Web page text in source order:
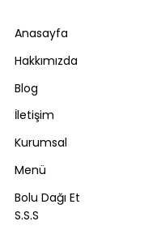
Anasayfa
Hakkımızda
Blog
İletişim
Kurumsal
Menü
Bolu Dağı Et
S.S.S